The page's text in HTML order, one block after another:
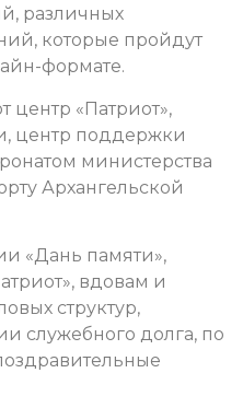
различных
которые пройдут
формате.
центр «Патриот»,
центр поддержки
министерства
Архангельской
«Дань памяти»,
вдовам и
структур,
служебного долга, по